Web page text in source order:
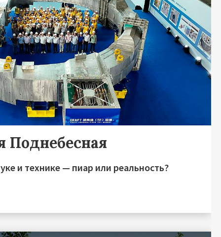
Поднебесная
и технике — пиар или реальность?